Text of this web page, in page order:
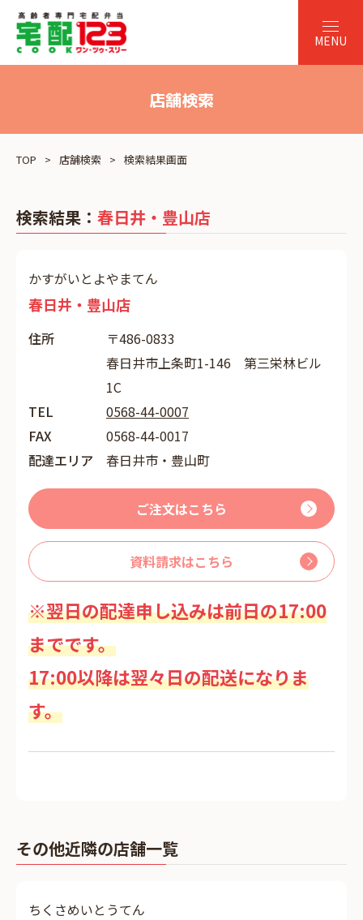
店舗検索
TOP 店舗検索 検索結果画面
検索結果： 春日井・豊山店
かすがいとよやまてん
春日井・豊山店
住所
〒486-0833
春日井市上条町1-146 第三栄林ビル
1C
TEL
0568-44-0007
FAX
0568-44-0017
配達エリア
春日井市・豊山町
ご注文はこちら
資料請求はこちら
※翌日の配達申し込みは前日の17:00
までです。
17:00以降は翌々日の配送になりま
す。
その他近隣の店舗一覧
ちくさめいとうてん